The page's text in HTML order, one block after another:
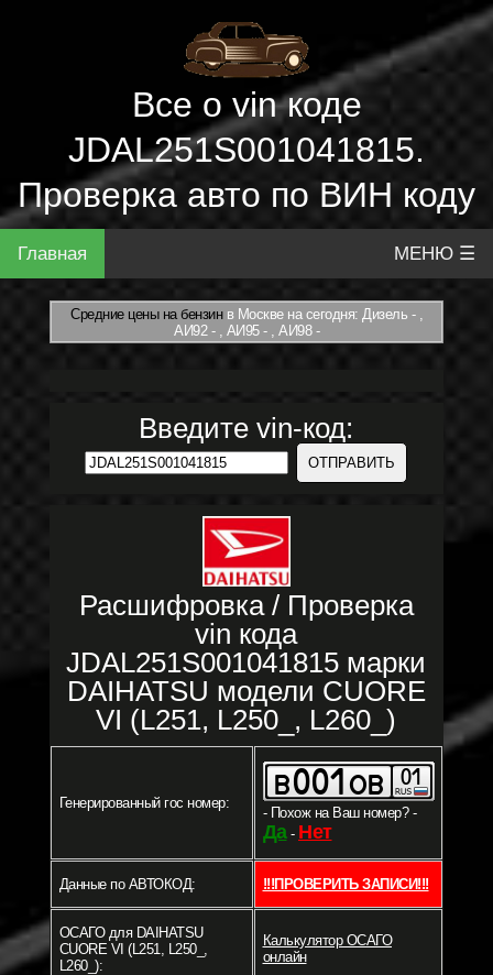
Все о vin коде
JDAL251S001041815.
Проверка авто по ВИН коду
Главная МЕНЮ ☰
Средние цены на бензинв Москве на сегодня: Дизель - ,
АИ92 - , АИ95 - , АИ98 -
Введите vin-код:
Расшифровка / Проверка
vin кода
JDAL251S001041815 марки
DAIHATSU модели CUORE
VI (L251, L250_, L260_)
Генерированный гос номер:
- Похож на Ваш номер? -
Да- Нет
Данные по АВТОКОД: !!!ПРОВЕРИТЬ ЗАПИСИ!!!
ОСАГО для DAIHATSU
CUORE VI (L251, L250_,
L260_):
Калькулятор ОСАГО
онлайн